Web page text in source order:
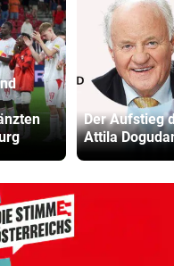
Der Aufstieg
Attila